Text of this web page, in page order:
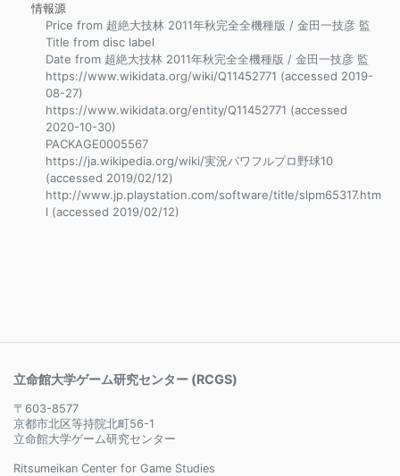
情報源
Price from 超絶大技林 2011年秋完全全機種版 / 金田一技彦 監
Title from disc label
Date from 超絶大技林 2011年秋完全全機種版 / 金田一技彦 監
https://www.wikidata.org/wiki/Q11452771 (accessed 2019-
08-27)
https://www.wikidata.org/entity/Q11452771 (accessed
2020-10-30)
PACKAGE0005567
https://ja.wikipedia.org/wiki/実況パワフルプロ野球10
(accessed 2019/02/12)
http://www.jp.playstation.com/software/title/slpm65317.htm
l (accessed 2019/02/12)
立命館大学ゲーム研究センター (RCGS)
〒603-8577
京都市北区等持院北町56-1
立命館大学ゲーム研究センター
Ritsumeikan Center for Game Studies